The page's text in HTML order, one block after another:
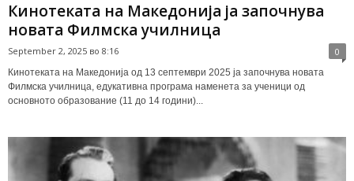
Кинотеката на Македонија ја започнува
новата Филмска училница
September 2, 2025 во 8:16 0
Кинотеката на Македонија од 13 септември 2025 ја започнува новата
Филмска училница, едукативна програма наменета за ученици од
основното образование (11 до 14 години)...